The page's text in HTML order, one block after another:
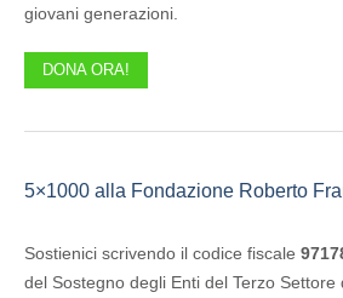
giovani generazioni.
DONA ORA!
5×1000 alla Fondazione Roberto
Sostienici scrivendo il codice fiscale
del Sostegno degli Enti del Terzo Settore